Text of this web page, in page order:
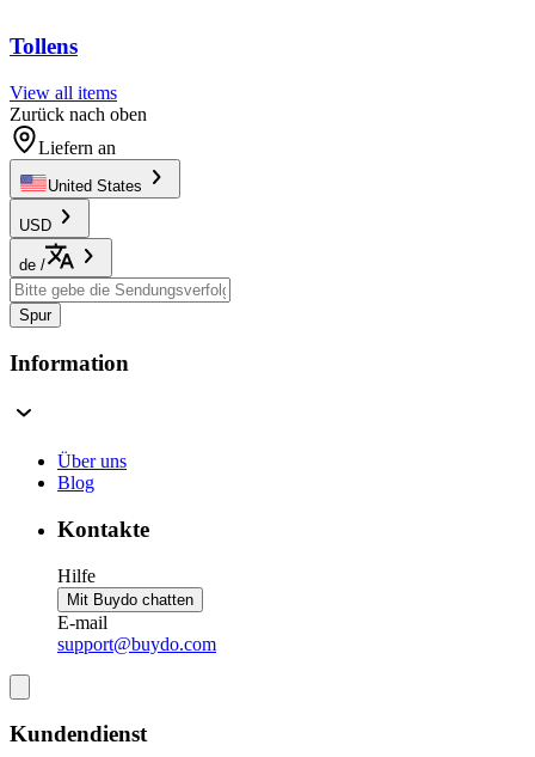
Tollens
View all items
Zurück nach oben
Liefern an
United States
USD
de /
Spur
Information
Über uns
Blog
Kontakte
Hilfe
Mit Buydo chatten
E-mail
support@buydo.com
Kundendienst